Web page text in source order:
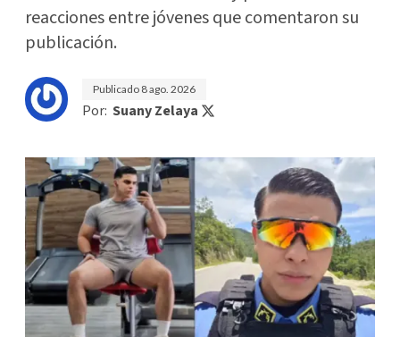
reacciones entre jóvenes que comentaron su
publicación.
Publicado 8 ago. 2026
Por: Suany Zelaya